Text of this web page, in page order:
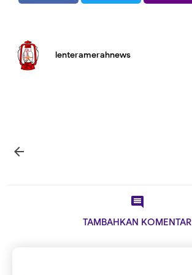
lenteramerahnews


TAMBAHKAN KOMENTAR